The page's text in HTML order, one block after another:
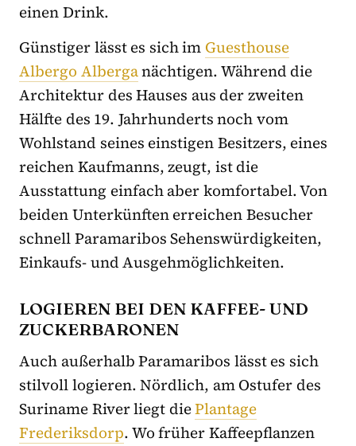
einen Drink.
Günstiger lässt es sich im Guesthouse
Albergo Alberganächtigen. Während die
Architektur des Hauses aus der zweiten
Hälfte des 19. Jahrhunderts noch vom
Wohlstand seines einstigen Besitzers, eines
reichen Kaufmanns, zeugt, ist die
Ausstattung einfach aber komfortabel. Von
beiden Unterkünften erreichen Besucher
schnell Paramaribos Sehenswürdigkeiten,
Einkaufs- und Ausgehmöglichkeiten.
LOGIEREN BEI DEN KAFFEE- UND
ZUCKERBARONEN
Auch außerhalb Paramaribos lässt es sich
stilvoll logieren. Nördlich, am Ostufer des
Suriname River liegt diePlantage
Frederiksdorp. Wo früher Kaffeepflanzen